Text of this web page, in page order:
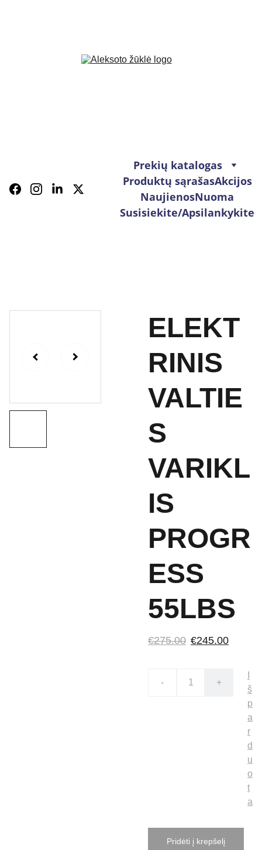
Prekių katalogas
Produktų sąrašasAkcijos
NaujienosNuoma
Susisiekite/Apsilankykite
ELEKT
RINIS
VALTIE
S
VARIKL
IS
PROGR
ESS
55LBS
€275.00 €245.00
- +
š
p
a
r
d
u
o
t
a
Pridėti į krepšelį